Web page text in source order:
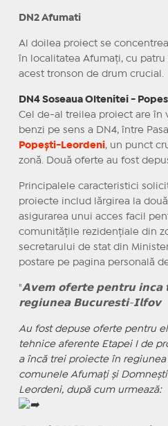
DN2 Afumati
Al doilea proiect se
în localitatea Afumați, cu
acest tronson de drum crucial.
DN4 Soseaua Oltenitei -
Cel de-al treilea proiect are în
benzi pe sens a DN4, între
Popești-Leordeni, un punct
zonă. Două oferte au fost
Principalele caracteristici
proiecte includ lărgirea la
asigurarea unui acces facil
comunitățile rezidențiale din
secretarului de stat din
postare pe pagina personală
"𝗔𝘃𝗲𝗺 𝗼𝗳𝗲𝗿𝘁𝗲 𝗽𝗲𝗻𝘁𝗿𝘂 𝗶𝗻𝗰𝗮
𝗿𝗲𝗴𝗶𝘂𝗻𝗲𝗮 𝗕𝘂𝗰𝘂𝗿𝗲𝘀𝘁𝗶-𝗜𝗹𝗳𝗼𝘃
Au fost depuse oferte pentru
tehnice aferente Etapei I de
a încă trei proiecte în
comunele Afumați și
Leordeni, după cum urmează: